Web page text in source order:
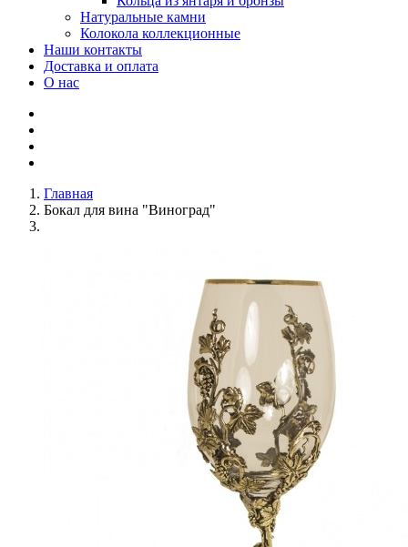
Натуральные камни
Колокола коллекционные
Наши контакты
Доставка и оплата
О нас
Главная
Бокал для вина "Виноград"